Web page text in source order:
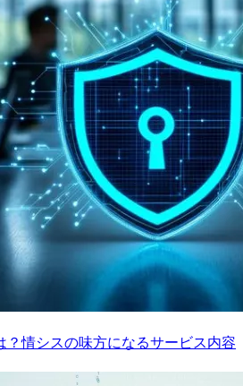
？情シスの味方になるサービス内容